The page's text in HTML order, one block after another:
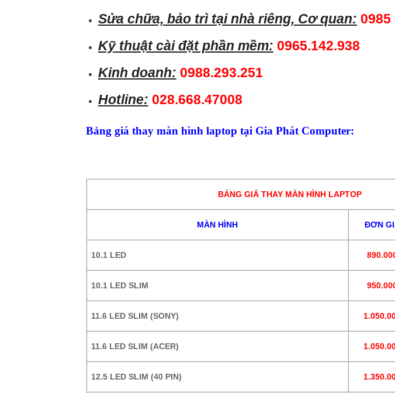
Sửa chữa, bảo trì tại nhà riêng, Cơ quan: 0985
Kỹ thuật cài đặt phần mềm: 0965.142.938
Kinh doanh: 0988.293.251
Hotline: 028.668.47008
Bảng giá thay màn hình laptop tại Gia Phát Computer:
BẢNG GIÁ THAY MÀN HÌNH LAPTOP
MÀN HÌNH ĐƠN
10.1 LED
10.1 LED SLIM
11.6 LED SLIM (SONY)
11.6 LED SLIM (ACER)
12.5 LED SLIM (40 PIN)